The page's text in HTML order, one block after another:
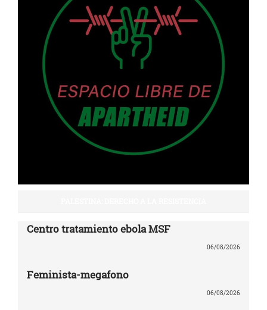
Centro tratamiento ebola MSF
06/08/2026
Feminista-megafono
06/08/2026